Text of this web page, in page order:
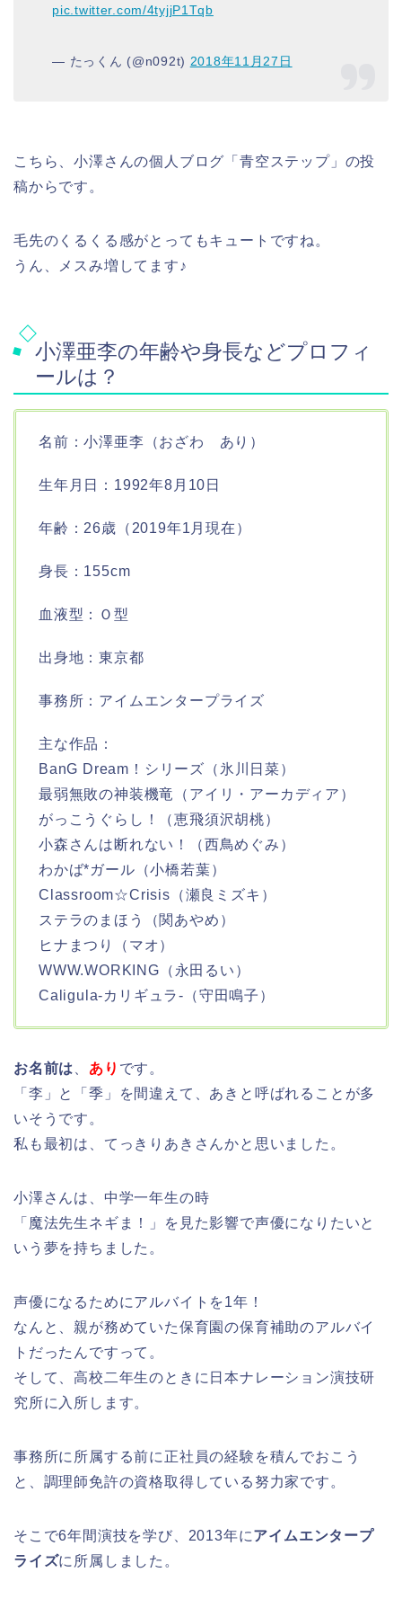
pic.twitter.com/4tyjjP1Tqb
— たっくん (@n092t) 2018年11月27日
こちら、小澤さんの個人ブログ「青空ステップ」の投
稿からです。
毛先のくるくる感がとってもキュートですね。
うん、メスみ増してます♪
小澤亜李の年齢や身長などプロフィ
ールは？
名前：小澤亜李（おざわ あり）
生年月日：1992年8月10日
年齢：26歳（2019年1月現在）
身長：155cm
血液型：Ｏ型
出身地：東京都
事務所：アイムエンタープライズ
主な作品：
BanG Dream！シリーズ（氷川日菜）
最弱無敗の神装機竜（アイリ・アーカディア）
がっこうぐらし！（恵飛須沢胡桃）
小森さんは断れない！（西鳥めぐみ）
わかば*ガール（小橋若葉）
Classroom☆Crisis（瀬良ミズキ）
ステラのまほう（関あやめ）
ヒナまつり（マオ）
WWW.WORKING（永田るい）
Caligula-カリギュラ-（守田鳴子）
お名前は あり です。
「李」と「季」を間違えて、あきと呼ばれることが多
いそうです。
私も最初は、てっきりあきさんかと思いました。
小澤さんは、中学一年生の時
「魔法先生ネギま！」を見た影響で声優になりたいと
いう夢を持ちました。
声優になるためにアルバイトを1年！
なんと、親が務めていた保育園の保育補助のアルバイ
トだったんですって。
そして、高校二年生のときに日本ナレーション演技研
究所に入所します。
事務所に所属する前に正社員の経験を積んでおこう
と、調理師免許の資格取得している努力家です。
そこで6年間演技を学び、2013年にアイムエンタープ
ライズに所属しました。